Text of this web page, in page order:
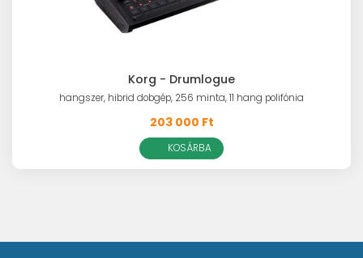
Korg - Drumlogue
hangszer, hibrid dobgép, 256 minta, 11 hang polifónia
203 000 Ft
KOSÁRBA